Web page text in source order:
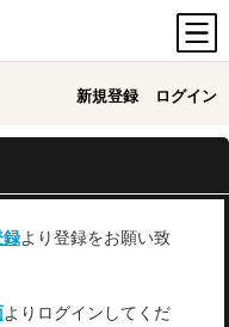
新規登録 ログイン
録より登録をお願い致
よりログインしてくだ